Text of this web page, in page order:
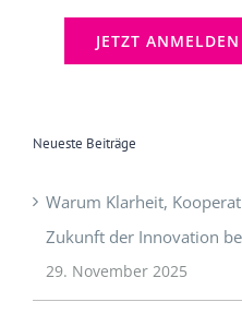
Neueste Beiträge
Warum Klarheit,
Zukunft der Innovation
29. November 2025